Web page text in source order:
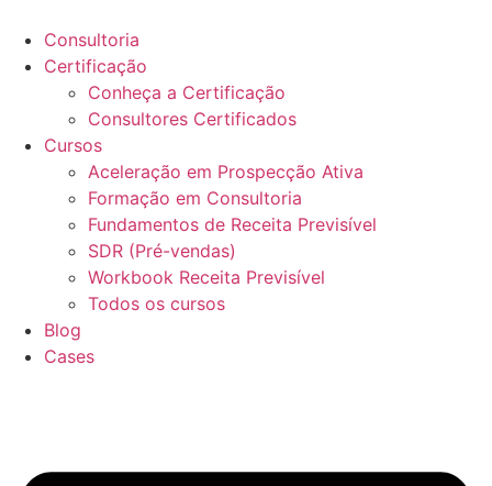
para
conteúdo
Consultoria
Certificação
Conheça a Certificação
Consultores Certificados
Cursos
Aceleração em Prospecção Ativa
Formação em Consultoria
Fundamentos de Receita Previsível
SDR (Pré-vendas)
Workbook Receita Previsível
Todos os cursos
Blog
Cases